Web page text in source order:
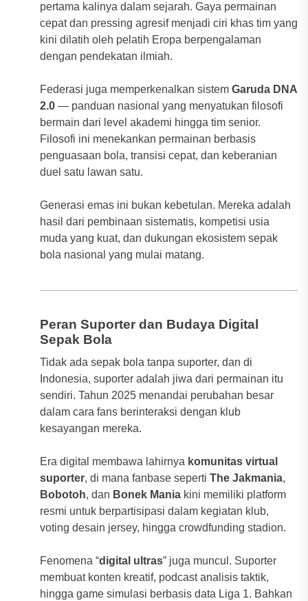
pertama kalinya dalam sejarah. Gaya permainan
cepat dan pressing agresif menjadi ciri khas tim yang
kini dilatih oleh pelatih Eropa berpengalaman
dengan pendekatan ilmiah.
Federasi juga memperkenalkan sistem Garuda DNA
2.0— panduan nasional yang menyatukan filosofi
bermain dari level akademi hingga tim senior.
Filosofi ini menekankan permainan berbasis
penguasaan bola, transisi cepat, dan keberanian
duel satu lawan satu.
Generasi emas ini bukan kebetulan. Mereka adalah
hasil dari pembinaan sistematis, kompetisi usia
muda yang kuat, dan dukungan ekosistem sepak
bola nasional yang mulai matang.
Peran Suporter dan Budaya Digital
Sepak Bola
Tidak ada sepak bola tanpa suporter, dan di
Indonesia, suporter adalah jiwa dari permainan itu
sendiri. Tahun 2025 menandai perubahan besar
dalam cara fans berinteraksi dengan klub
kesayangan mereka.
Era digital membawa lahirnya komunitas virtual
suporter, di mana fanbase seperti The Jakmania,
Bobotoh, dan Bonek Maniakini memiliki platform
resmi untuk berpartisipasi dalam kegiatan klub,
voting desain jersey, hingga crowdfunding stadion.
Fenomena “digital ultras” juga muncul. Suporter
membuat konten kreatif, podcast analisis taktik,
hingga game simulasi berbasis data Liga 1. Bahkan